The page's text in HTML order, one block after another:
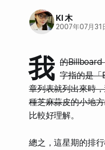
KI 木
2007年07月31
我 的Billboard
字指的是「
章列表就列出來時
種芝麻蒜皮的小地
比較好理解。
總之，這星期的排